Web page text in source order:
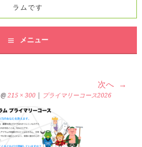
ラムです
メニュー
次へ
@215 × 300 プライマリーコース2026